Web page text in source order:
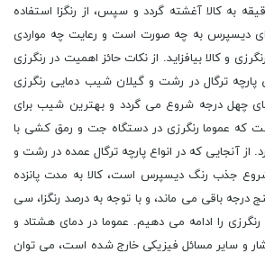
به کالا آغشته گردد و سپس، از رنگزا استفاده
دیسپرس به چه صورت است و رعایت چه مواردی
و کالا بیافزاید. از نکات حائز اهمیت در رنگرزی
ترگال در رشت و گیلان شیب دمایی رنگرزی
چهل درجه شروع می ‌گردد و بهترین شیب برای
که عموما رنگرزی در دستگاه جت و رمق کشی با
آنجایی که در انواع پارچه ترگال عمده در رشت و
جذب رنگ دیسپرس است، کالا به مدت پانزده
درجه باقی می ‌ماند، و با توجه به درصد رنگزا، سی
را ادامه می ‌دهیم. عموما در دمای هشتاد و
و سایر مسائل فیزیکی خارج شده است، می توان